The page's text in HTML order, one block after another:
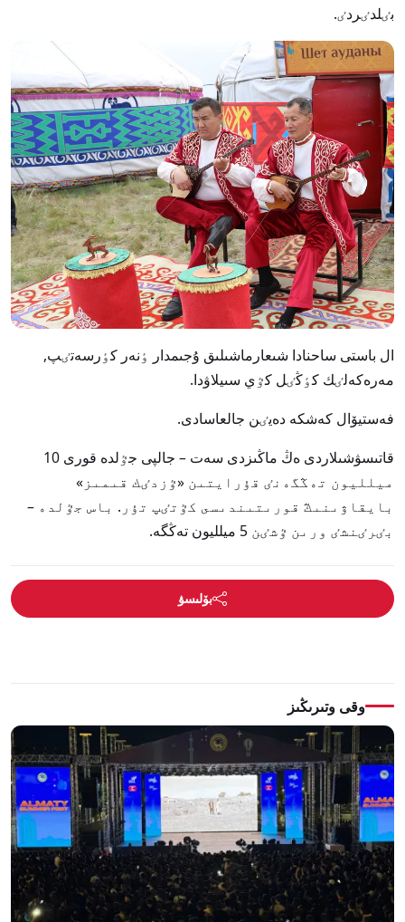
بٸلدٸردٸ.
ال باستى ساحنادا شىعارماشىلىق ۇجىمدار ٶنەر كٶرسەتٸپ,
مەرەكەلٸك كٶڭٸل كٷي سىيلاۋدا.
فەستيۆال كەشكە دەيٸن جالعاسادى.
قاتىسۋشىلاردى ەڭ ماڭىزدى سەت – جالپى جٷلدە قورى 10
ميلليون تەڭگەنٸ قۇرايتىن «ٷزدٸك قىمىز»
بايقاۋىنىڭ قورىتىندىسى كٷتٸپ تۇر. باس جٷلدە –
بٸرٸنشٸ ورىن ٷشٸن 5 ميلليون تەڭگە.
بۆلىسۋ
وقى وتىرىڭىز